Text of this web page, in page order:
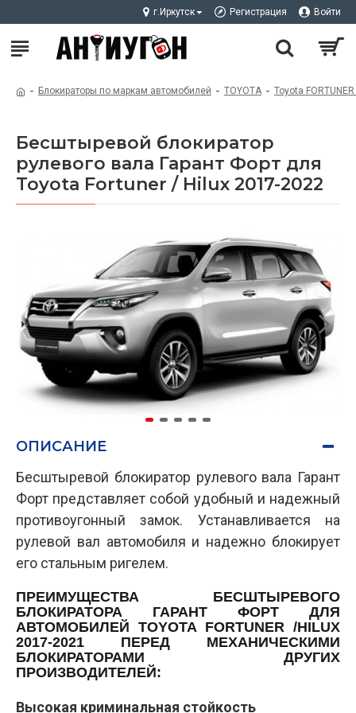
г.Иркутск Регистрация Войти
Блокираторы по маркам автомобилей TOYOTA Toyota
Бесштыревой блокиратор
рулевого вала Гарант Форт для
Toyota Fortuner / Hilux 2017-2022
ОПИСАНИЕ
Бесштыревой блокиратор рулевого вала Гарант
Форт представляет собой удобный и надежный
противоугонный замок. Устанавливается на
рулевой вал автомобиля и надежно блокирует
его стальным ригелем.
ПРЕИМУЩЕСТВА БЕСШТЫРЕВОГО
БЛОКИРАТОРА ГАРАНТ ФОРТ ДЛЯ
АВТОМОБИЛЕЙ TOYOTA FORTUNER /HILUX
2017-2021 ПЕРЕД МЕХАНИЧЕСКИМИ
БЛОКИРАТОРАМИ ДРУГИХ
ПРОИЗВОДИТЕЛЕЙ:
Высокая криминальная стойкость